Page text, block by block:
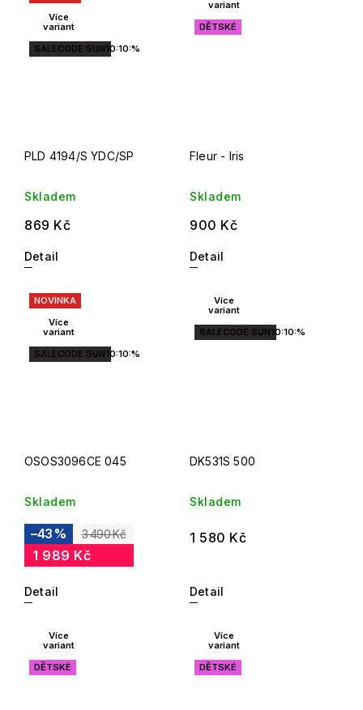
Více
variant
SALECODE:SUN10:10:%
PLD 4194/S YDC/SP
Skladem
869 Kč
Detail
variant
DĚTSKÉ
Fleur - Iris
Skladem
900 Kč
Detail
NOVINKA
Více
variant
SALECODE:SUN10:10:%
OSOS3096CE 045
Skladem
3 490 Kč
–43 %
1 989 Kč
Detail
Více
variant
SALECODE:SUN10:10:%
DK531S 500
Skladem
1 580 Kč
Detail
Více
variant
DĚTSKÉ
Více
variant
DĚTSKÉ